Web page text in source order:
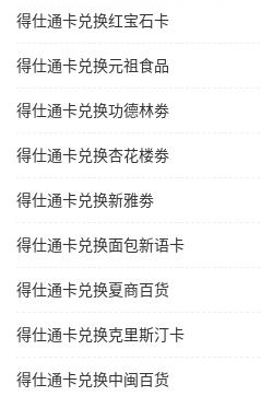
得仕通卡兑换红宝石卡
得仕通卡兑换元祖食品
得仕通卡兑换功德林劵
得仕通卡兑换杏花楼劵
得仕通卡兑换新雅劵
得仕通卡兑换面包新语卡
得仕通卡兑换夏商百货
得仕通卡兑换克里斯汀卡
得仕通卡兑换中闽百货